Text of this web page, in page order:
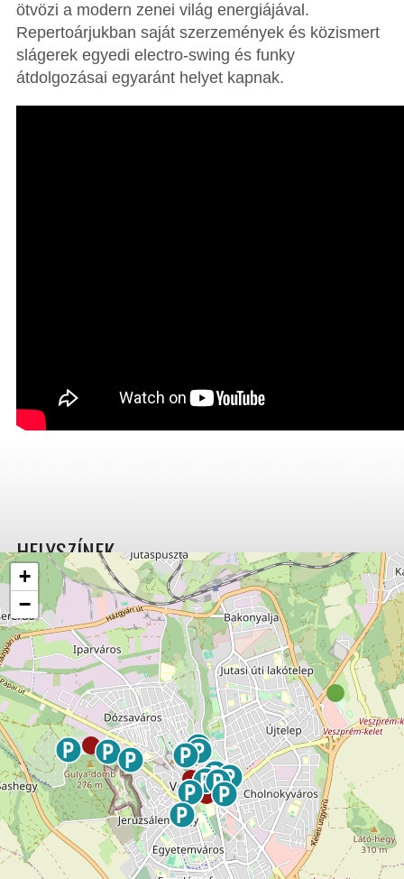
ötvözi a modern zenei világ energiájával.
Repertoárjukban saját szerzemények és közismert
slágerek egyedi electro-swing és funky
átdolgozásai egyaránt helyet kapnak.
+
−
HELYSZÍNEK